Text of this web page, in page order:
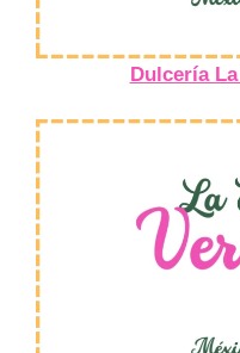
Dulcería